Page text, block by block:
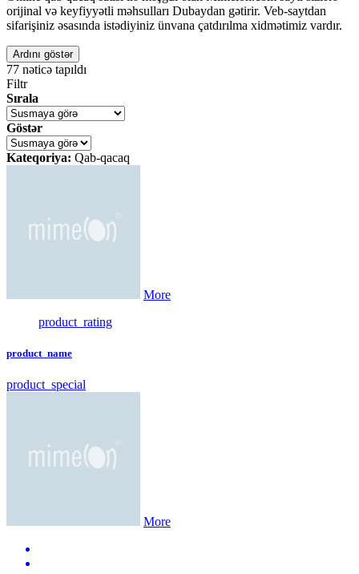
orijinal və keyfiyyətli məhsulları Dubaydan gətirir. Veb-saytdan
sifarişiniz əsasında istədiyiniz ünvana çatdırılma xidmətimiz vardır.
Ardını göstər
77 nəticə tapıldı
Filtr
Sırala
Göstər
Kateqoriya: Qab-qacaq
More
product_rating
product_name
product_special
More